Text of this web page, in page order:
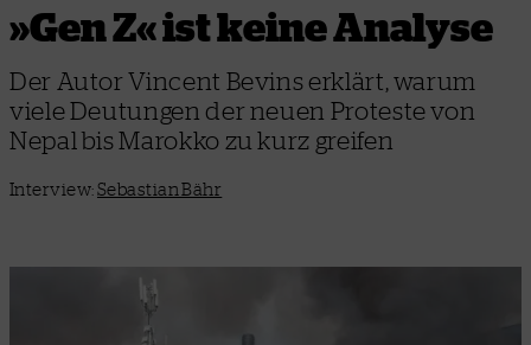
»Gen Z« ist keine Analyse
Der Autor Vincent Bevins erklärt, warum
viele Deutungen der neuen Proteste von
Nepal bis Marokko zu kurz greifen
Interview:Sebastian Bähr